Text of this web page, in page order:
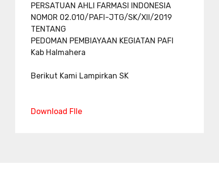
PERSATUAN AHLI FARMASI INDONESIA
NOMOR 02.010/PAFI-JTG/SK/XII/2019
TENTANG
PEDOMAN PEMBIAYAAN KEGIATAN PAFI
Kab Halmahera
Berikut Kami Lampirkan SK
Download FIle